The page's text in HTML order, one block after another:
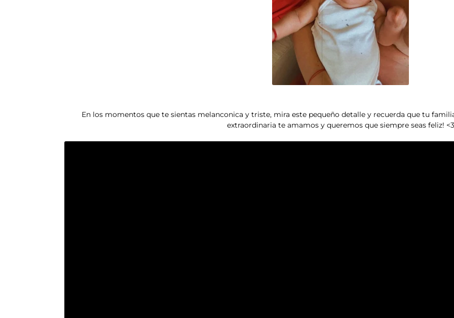
En los momentos que te sientas melanconica y triste, mira este pequeño detalle y recuerda que tu
extraordinaria te amamos y queremos que siempre seas feliz! <3